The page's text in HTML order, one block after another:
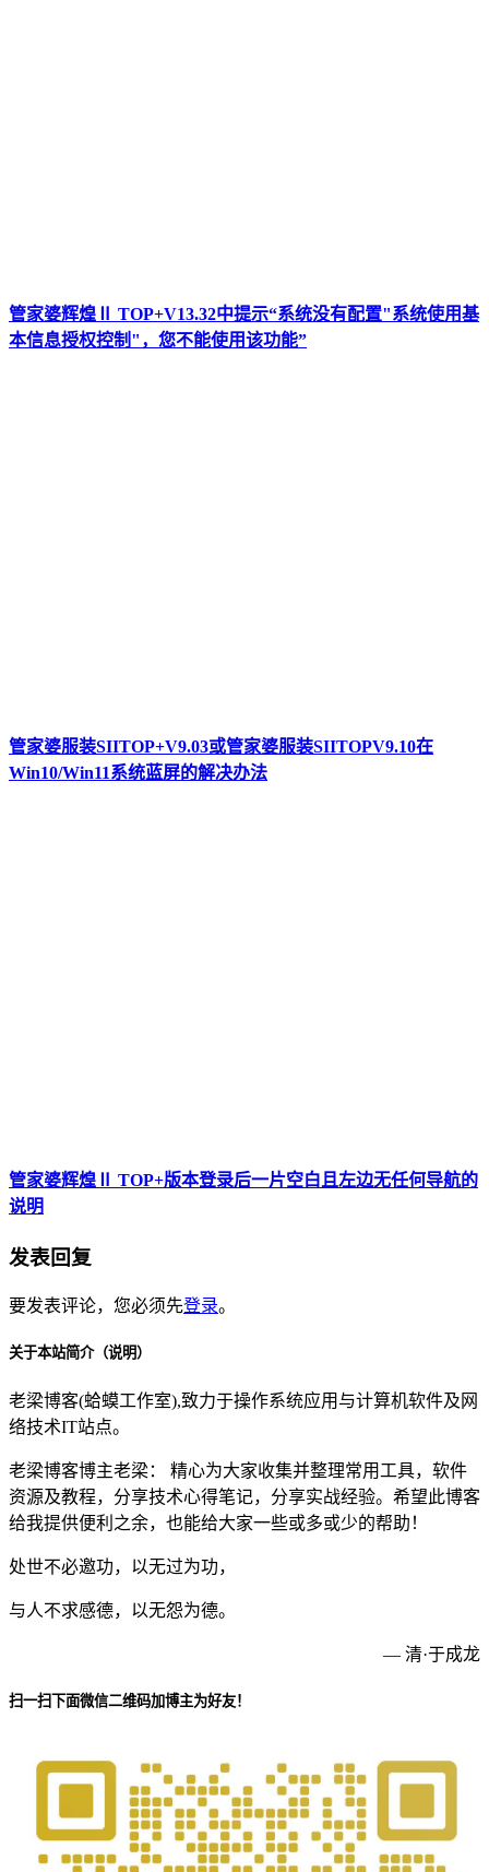
管家婆辉煌Ⅱ TOP+V13.32中提示“系统没有配置"系统使用基
本信息授权控制"，您不能使用该功能”
管家婆服装SIITOP+V9.03或管家婆服装SIITOPV9.10在
Win10/Win11系统蓝屏的解决办法
管家婆辉煌Ⅱ TOP+版本登录后一片空白且左边无任何导航的
说明
发表回复
要发表评论，您必须先登录。
关于本站简介（说明）
老梁博客(蛤蟆工作室),致力于操作系统应用与计算机软件及网
络技术IT站点。
老梁博客博主老梁： 精心为大家收集并整理常用工具，软件
资源及教程，分享技术心得笔记，分享实战经验。希望此博客
给我提供便利之余，也能给大家一些或多或少的帮助！
处世不必邀功，以无过为功，
与人不求感德，以无怨为德。
— 清·于成龙
扫一扫下面微信二维码加博主为好友！